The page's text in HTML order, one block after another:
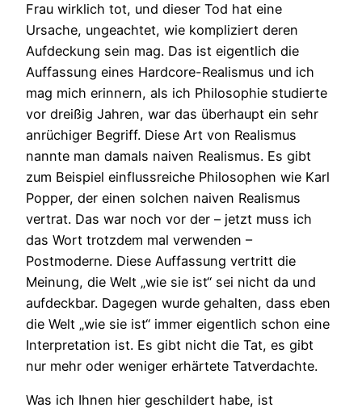
Frau wirklich tot, und dieser Tod hat eine
Ursache, ungeachtet, wie kompliziert deren
Aufdeckung sein mag. Das ist eigentlich die
Auffassung eines Hardcore-Realismus und ich
mag mich erinnern, als ich Philosophie studierte
vor dreißig Jahren, war das überhaupt ein sehr
anrüchiger Begriff. Diese Art von Realismus
nannte man damals naiven Realismus. Es gibt
zum Beispiel einflussreiche Philosophen wie Karl
Popper, der einen solchen naiven Realismus
vertrat. Das war noch vor der – jetzt muss ich
das Wort trotzdem mal verwenden –
Postmoderne. Diese Auffassung vertritt die
Meinung, die Welt „wie sie ist“ sei nicht da und
aufdeckbar. Dagegen wurde gehalten, dass eben
die Welt „wie sie ist“ immer eigentlich schon eine
Interpretation ist. Es gibt nicht die Tat, es gibt
nur mehr oder weniger erhärtete Tatverdachte.
Was ich Ihnen hier geschildert habe, ist